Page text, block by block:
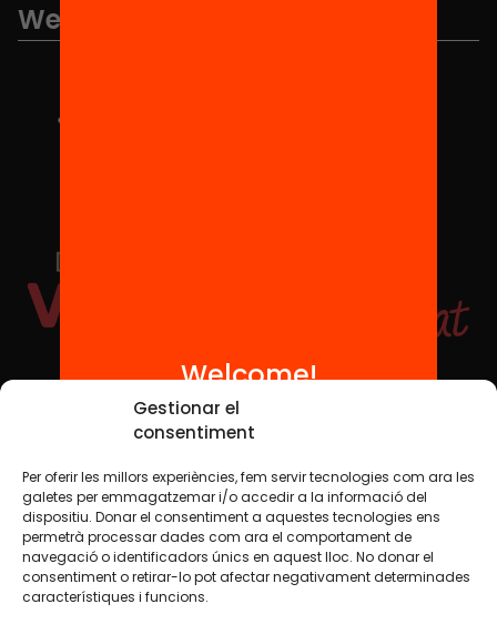
Gestionar el
consentiment
Per oferir les millors experiències, fem servir tecnologies com ara les
galetes per emmagatzemar i/o accedir a la informació del
dispositiu. Donar el consentiment a aquestes tecnologies ens
permetrà processar dades com ara el comportament de
navegació o identificadors únics en aquest lloc. No donar el
consentiment o retirar-lo pot afectar negativament determinades
característiques i funcions.
We are part of...
Social Media
TW YTB IG FB IN
Legal NoticeCookie Policy
Welcome!